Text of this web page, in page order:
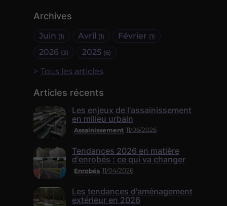
Archives
Juin (1) Avril (1) Février (1)
2026 (3) 2025 (6)
Tous les articles
Articles récents
Assainissement 11/06/2026
Les enjeux de l'assainissement
en milieu urbain
Enrobés 11/04/2026
Tendances 2026 en matière
d'enrobés : ce qui va changer
Les tendances d'aménagement
extérieur en 2026